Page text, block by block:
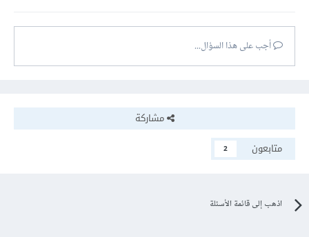
أجب على هذا السؤال...
مشاركة
متابعون
2
اذهب إلى قائمة الأسئلة